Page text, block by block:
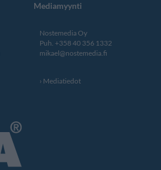
Mediamyynti
Nostemedia Oy
Puh. +358 40 356 1332
mikael@nostemedia.fi
Mediatiedot